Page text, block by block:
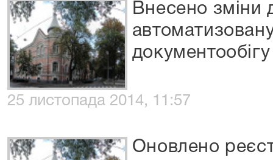
Внесено
25 листопада 2014, 11:57
Оновлено